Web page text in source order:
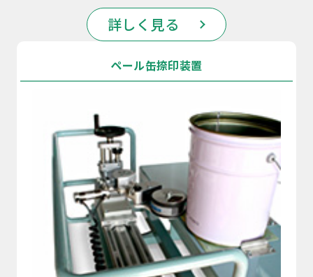
詳しく見る
ペール缶捺印装置